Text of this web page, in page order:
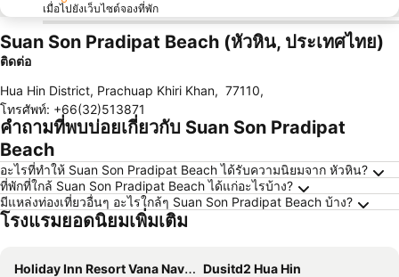
เมื่อไปยังเว็บไซต์จองที่พัก
Suan Son Pradipat Beach (หัวหิน, ประเทศไทย)
ติดต่อ
Hua Hin District, Prachuap Khiri Khan, 77110,
โทรศัพท์: +66(32)513871
คำถามที่พบบ่อยเกี่ยวกับ Suan Son Pradipat
Beach
อะไรที่ทำให้ Suan Son Pradipat Beach ได้รับความนิยมจาก หัวหิน?
ที่พักที่ใกล้ Suan Son Pradipat Beach ได้แก่อะไรบ้าง?
มีแหล่งท่องเที่ยวอื่นๆ อะไรใกล้ๆ Suan Son Pradipat Beach บ้าง?
โรงแรมยอดนิยมเพิ่มเติม
Holiday Inn Resort Vana Nava Hua Hin By Ihg
Dusitd2 Hua Hin